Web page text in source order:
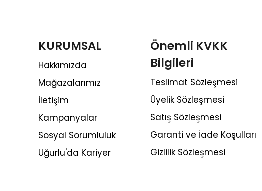
KURUMSAL
Hakkımızda
Mağazalarımız
İletişim
Kampanyalar
Sosyal Sorumluluk
Uğurlu'da Kariyer
Önemli KVKK
Bilgileri
Teslimat Sözleşmesi
Üyelik Sözleşmesi
Satış Sözleşmesi
Garanti ve İade Koşulları
Gizlilik Sözleşmesi